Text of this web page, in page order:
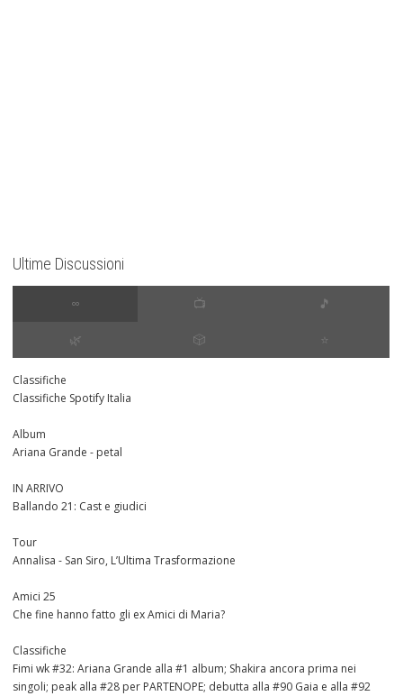
Ultime Discussioni
∞ 📺 🎵
🌿 🎲 ⭐️
Classifiche
Classifiche Spotify Italia
Album
Ariana Grande - petal
IN ARRIVO
Ballando 21: Cast e giudici
Tour
Annalisa - San Siro, L’Ultima Trasformazione
Amici 25
Che fine hanno fatto gli ex Amici di Maria?
Classifiche
Fimi wk #32: Ariana Grande alla #1 album; Shakira ancora prima nei
singoli; peak alla #28 per PARTENOPE; debutta alla #90 Gaia e alla #92